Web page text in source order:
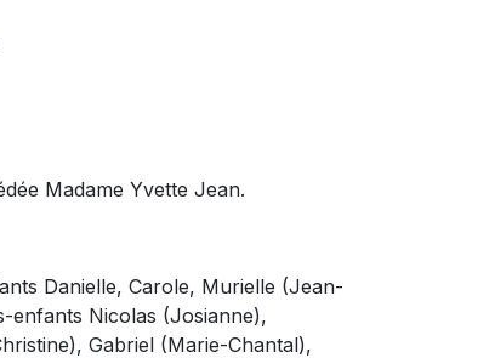
Madame Yvette Jean.
Danielle, Carole, Murielle (Jean-
enfants Nicolas (Josianne),
Gabriel (Marie-Chantal),